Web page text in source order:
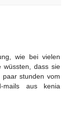
wie bei vielen
wüssten, dass sie
stunden vom
aus kenia